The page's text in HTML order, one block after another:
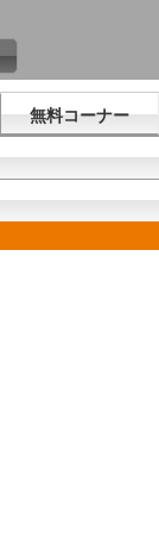
無料コーナー